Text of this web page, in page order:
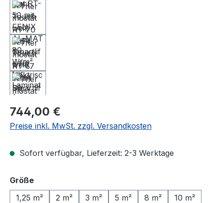
Regulärer Preis:
744,00 €
Preise inkl. MwSt. zzgl. Versandkosten
Sofort verfügbar, Lieferzeit: 2-3 Werktage
Größeauswählen
1,25 m²
2 m² 3 m² 5 m² 8 m²
10 m²